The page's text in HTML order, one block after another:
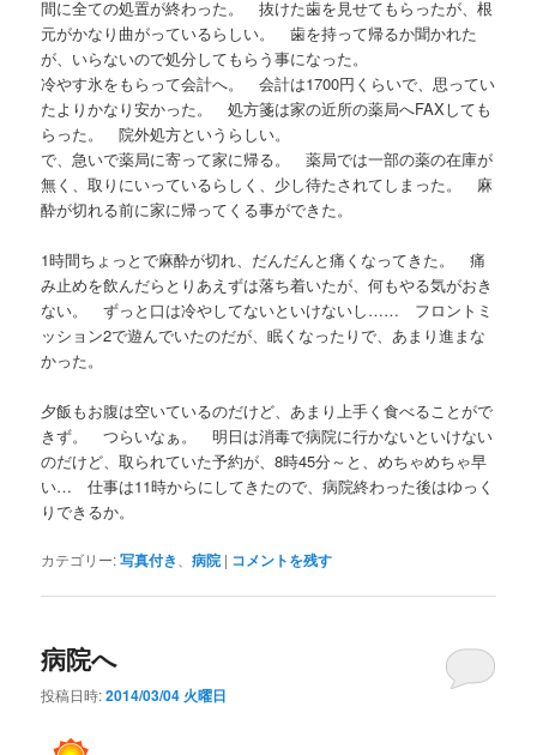
間に全ての処置が終わった。 抜けた歯を見せてもらったが、根
元がかなり曲がっているらしい。 歯を持って帰るか聞かれた
が、いらないので処分してもらう事になった。
冷やす氷をもらって会計へ。 会計は1700円くらいで、思ってい
たよりかなり安かった。 処方箋は家の近所の薬局へFAXしても
らった。 院外処方というらしい。
で、急いで薬局に寄って家に帰る。 薬局では一部の薬の在庫が
無く、取りにいっているらしく、少し待たされてしまった。 麻
酔が切れる前に家に帰ってくる事ができた。
1時間ちょっとで麻酔が切れ、だんだんと痛くなってきた。 痛
み止めを飲んだらとりあえずは落ち着いたが、何もやる気がおき
ない。 ずっと口は冷やしてないといけないし…… フロントミ
ッション2で遊んでいたのだが、眠くなったりで、あまり進まな
かった。
夕飯もお腹は空いているのだけど、あまり上手く食べることがで
きず。 つらいなぁ。 明日は消毒で病院に行かないといけない
のだけど、取られていた予約が、8時45分～と、めちゃめちゃ早
い… 仕事は11時からにしてきたので、病院終わった後はゆっく
りできるか。
カテゴリー:写真付き 、病院 | コメントを残す
病院へ
投稿日時:2014/03/04 火曜日